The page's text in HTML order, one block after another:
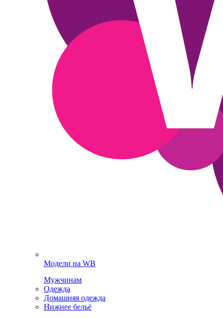
Модели на WB
Мужчинам
Одежда
Домашняя одежда
Нижнее бельё